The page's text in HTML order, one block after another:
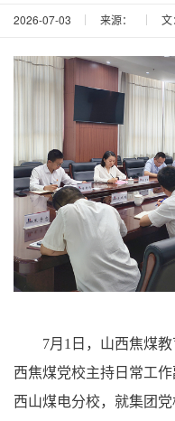
2026-07-03 来源： 文
7月1日，山西焦煤
西焦煤党校主持日常工
西山煤电分校，就集团